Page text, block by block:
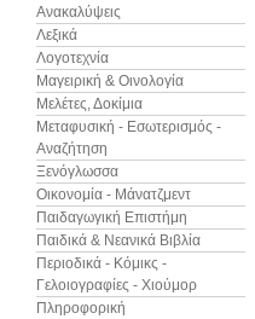
Ανακαλύψεις
Λεξικά
Λογοτεχνία
Μαγειρική & Οινολογία
Μελέτες, Δοκίμια
Μεταφυσική - Εσωτερισμός -
Αναζήτηση
Ξενόγλωσσα
Οικονομία - Μάνατζμεντ
Παιδαγωγική Επιστήμη
Παιδικά & Νεανικά Βιβλία
Περιοδικά - Κόμικς -
Γελοιογραφίες - Χιούμορ
Πληροφορική